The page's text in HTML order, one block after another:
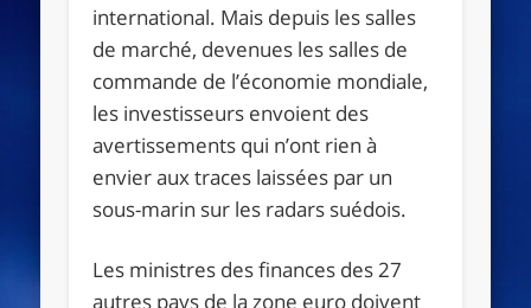
international. Mais depuis les salles
de marché, devenues les salles de
commande de l’économie mondiale,
les investisseurs envoient des
avertissements qui n’ont rien à
envier aux traces laissées par un
sous-marin sur les radars suédois.
Les ministres des finances des 27
autres pays de la zone euro doivent